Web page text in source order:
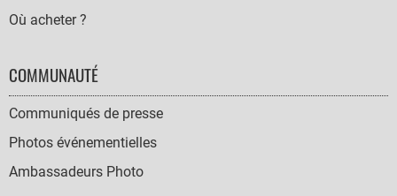
Où acheter ?
COMMUNAUTÉ
Communiqués de presse
Photos événementielles
Ambassadeurs Photo